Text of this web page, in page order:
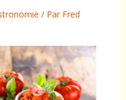
/ Par Fred